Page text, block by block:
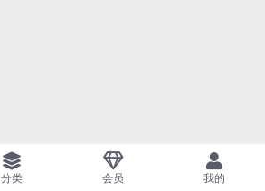
分类 会员 我的